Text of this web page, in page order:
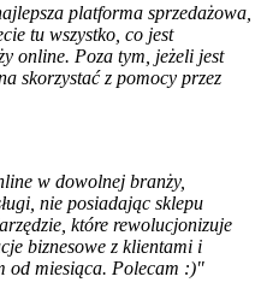
platforma sprzedażowa,
tu wszystko, co jest
online. Poza tym, jeżeli jest
skorzystać z pomocy przez
w dowolnej branży,
nie posiadając sklepu
które rewolucjonizuje
biznesowe z klientami i
od miesiąca. Polecam :)"